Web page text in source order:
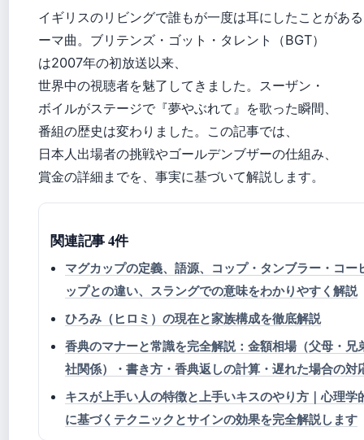
イギリスのリビングで誰もが一度は耳にしたことがあ
ーマ曲。ブリテンズ・ゴット・タレント（BGT）
は2007年の初放送以来、
世界中の視聴者を魅了してきました。スーザン・
ボイルがステージで『夢やぶれて』を歌った瞬間、
番組の歴史は変わりました。この記事では、
日本人出場者の挑戦やゴールデンブザーの仕組み、
賞金の詳細までを、事実に基づいて解説します。
関連記事 4件
マグカップの定義、語源、コップ・タンブラー・コー
ップとの違い、スラングでの意味をわかりやすく解説
ひろみ（ヒロミ）の現在と家族構成を徹底解説
香典のマナーと常識を完全解説：金額相場（父母・兄
社関係）・書き方・香典返しの計算・遅れた場合の対
キスが上手い人の特徴と上手いキスのやり方｜心理学
に基づくテクニックとサインの効果を完全解説します